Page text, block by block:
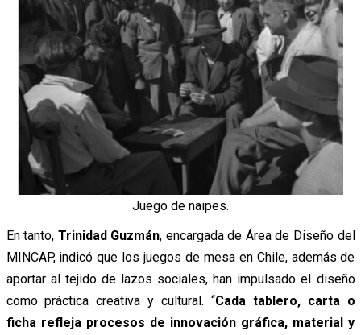
Juego de naipes.
En tanto, Trinidad Guzmán, encargada de Área de Diseño del
MINCAP, indicó que los juegos de mesa en Chile, además de
aportar al tejido de lazos sociales, han impulsado el diseño
como práctica creativa y cultural. “Cada tablero, carta o
ficha refleja procesos de innovación gráfica, material y